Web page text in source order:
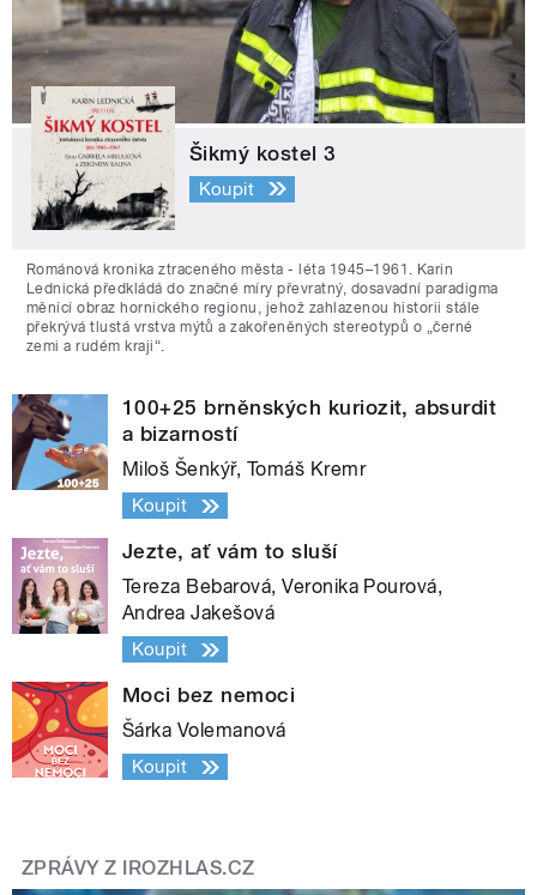
Šikmý kostel 3
Koupit
Románová kronika ztraceného města - léta 1945–1961. Karin
Lednická předkládá do značné míry převratný, dosavadní paradigma
měnící obraz hornického regionu, jehož zahlazenou historii stále
překrývá tlustá vrstva mýtů a zakořeněných stereotypů o „černé
zemi a rudém kraji“.
100+25 brněnských kuriozit, absurdit
a bizarností
Miloš Šenkýř, Tomáš Kremr
Koupit
Jezte, ať vám to sluší
Tereza Bebarová, Veronika Pourová,
Andrea Jakešová
Koupit
Moci bez nemoci
Šárka Volemanová
Koupit
ZPRÁVY Z IROZHLAS.CZ